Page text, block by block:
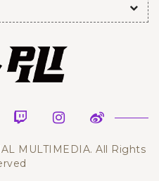
MULTIMEDIA. All Rights